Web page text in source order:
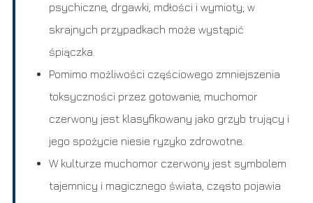
psychiczne, drgawki, mdłości i wymioty; w
skrajnych przypadkach może wystąpić
śpiączka.
Pomimo możliwości częściowego zmniejszenia
toksyczności przez gotowanie, muchomor
czerwony jest klasyfikowany jako grzyb trujący i
jego spożycie niesie ryzyko zdrowotne.
W kulturze muchomor czerwony jest symbolem
tajemnicy i magicznego świata, często pojawia